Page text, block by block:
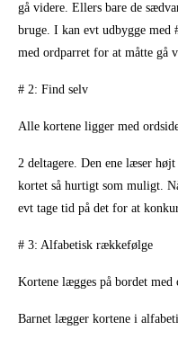
gå videre. Ellers bare de
bruge. I kan evt udbygge med
med ordparret for at måtte gå
# 2: Find selv
Alle kortene ligger med
2 deltagere. Den ene læser
kortet så hurtigt som muligt.
evt tage tid på det for at
# 3: Alfabetisk rækkefølge
Kortene lægges på bordet med
Barnet lægger kortene i